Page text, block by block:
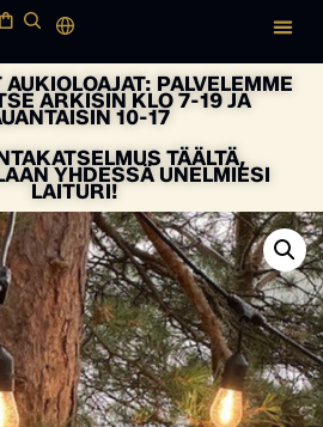
PALVELEMME
ARKISIN KLO 7-19 JA
10-17
TÄÄLTÄ,
YHDESSÄ UNELMIESI
LAITURI!